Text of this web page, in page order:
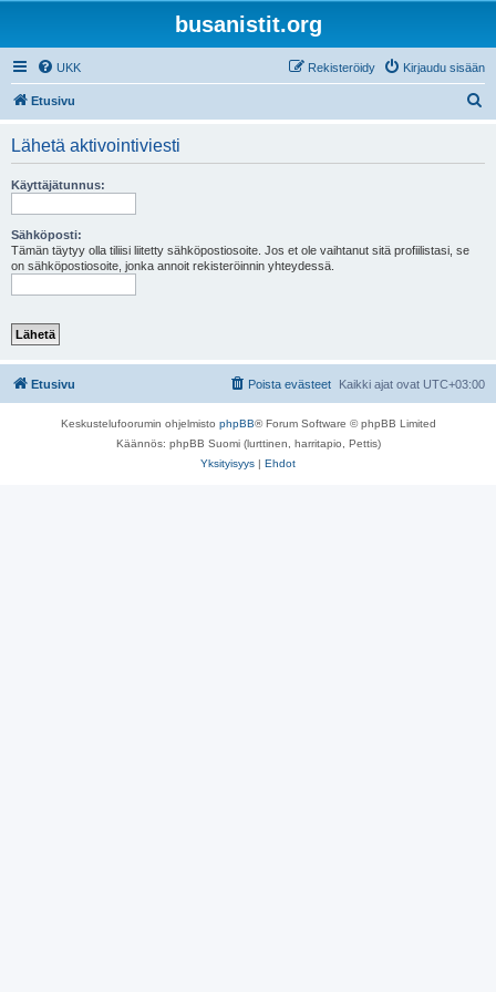
busanistit.org
UKK Kirjaudu sisään
Rekisteröidy
Etusivu
Lähetä aktivointiviesti
Käyttäjätunnus:
Sähköposti:
Tämän täytyy olla tiliisi liitetty sähköpostiosoite. Jos et ole vaihtanut sitä profiilistasi, se
on sähköpostiosoite, jonka annoit rekisteröinnin yhteydessä.
Etusivu Kaikki ajat ovat UTC+03:00
Poista evästeet
Keskustelufoorumin ohjelmisto phpBB® Forum Software © phpBB Limited
Käännös: phpBB Suomi (lurttinen, harritapio, Pettis)
Yksityisyys | Ehdot